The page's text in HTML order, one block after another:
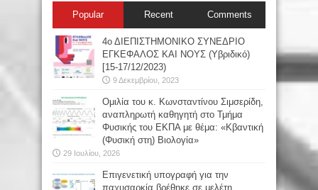
Popular Recent Comments
4ο ΔΙΕΠΙΣΤΗΜΟΝΙΚΟ ΣΥΝΕΔΡΙΟ
ΕΓΚΕΦΑΛΟΣ ΚΑΙ ΝΟΥΣ (Υβριδικό)
[15-17/12/2023)
9 Δεκεμβρίου, 2023
Oμιλία του κ. Κωνσταντίνου Σιμσερίδη,
αναπληρωτή καθηγητή στο Τμήμα
Φυσικής του ΕΚΠΑ με θέμα: «Κβαντική
(Φυσική στη) Βιολογία»
29 Ιουλίου, 2026
Επιγενετική υπογραφή για την
παχυσαρκία βρέθηκε σε μελέτη